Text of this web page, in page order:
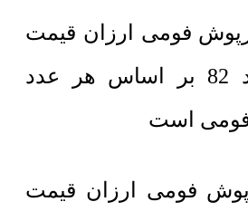
فومی ارزان قیمت
وارداتی کد 82 بر اساس هر عدد
فومی است
فومی ارزان قیمت